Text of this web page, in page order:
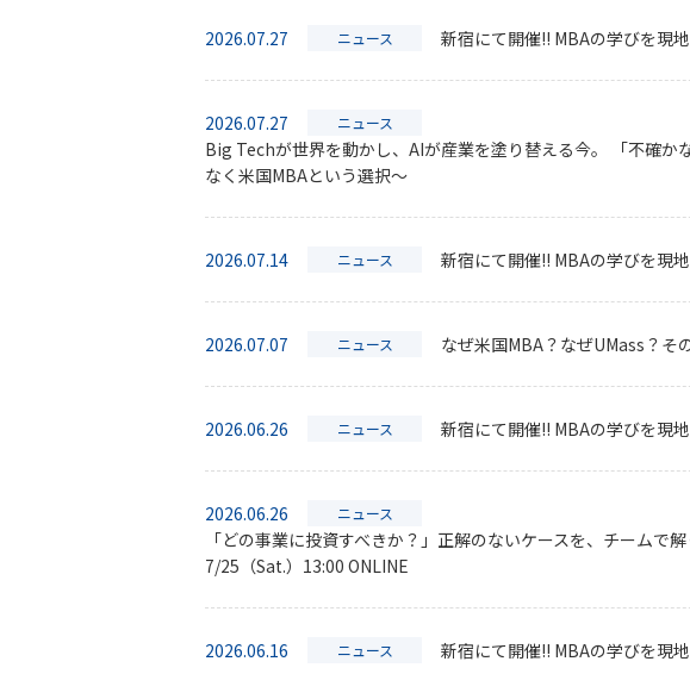
2026.07.27 ニュース 新宿にて開催!! MBAの学びを現
2026.07.27 ニュース
Big Techが世界を動かし、AIが産業を塗り替える今。 「不確
なく米国MBAという選択〜
2026.07.14 ニュース 新宿にて開催!! MBAの学びを現
2026.07.07 ニュース なぜ米国MBA？なぜUMass？
2026.06.26 ニュース 新宿にて開催!! MBAの学びを現
2026.06.26 ニュース
「どの事業に投資すべきか？」正解のないケースを、チーム
7/25（Sat.）13:00 ONLINE
2026.06.16 ニュース 新宿にて開催!! MBAの学びを現